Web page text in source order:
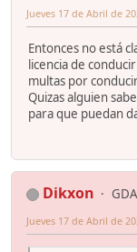
Jueves 17 de Abril de
Entonces no está
licencia de
multas por
Quizas alguien
para que puedan
Dikxon GDA
Jueves 17 de Abril de